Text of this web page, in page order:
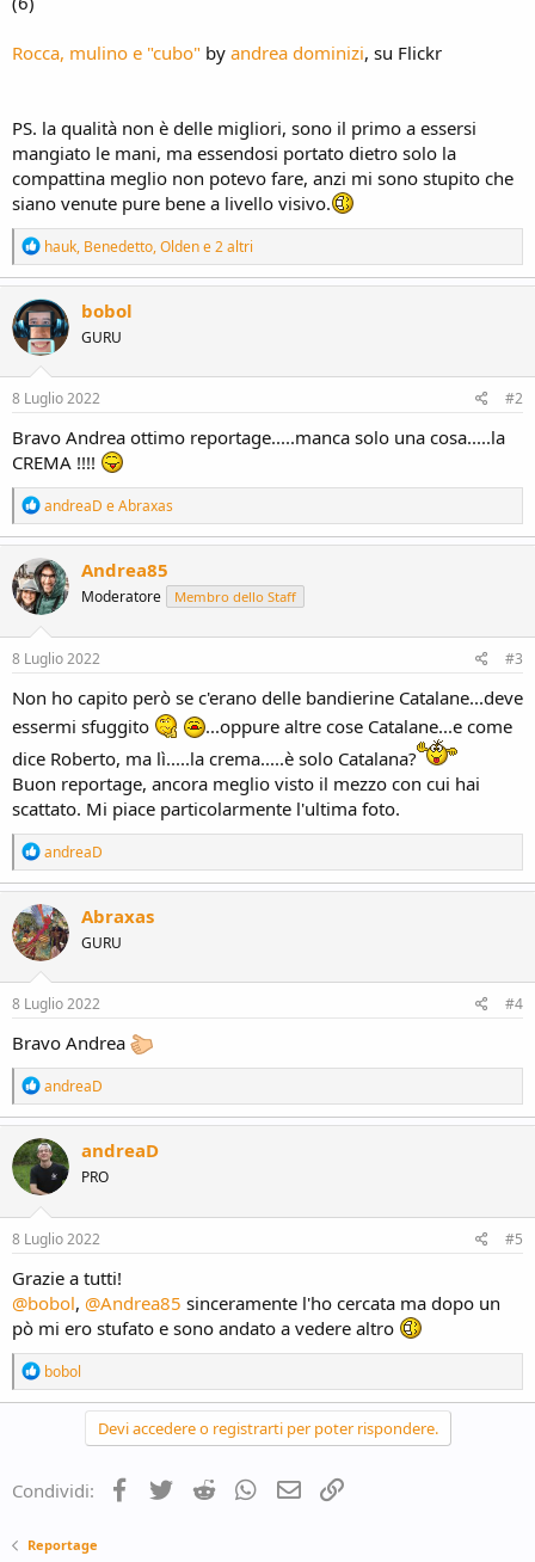
Rocca, mulino e "cubo" by andrea dominizi, su Flickr
PS. la qualità non è delle migliori, sono il primo a essersi
mangiato le mani, ma essendosi portato dietro solo la
compattina meglio non potevo fare, anzi mi sono stupito che
siano venute pure bene a livello visivo.
R
e
a
c
t
i
o
n
s
hauk, Benedetto,Oldene 2 altri
bobol
GURU
8 Luglio 2022 #2
Bravo Andrea ottimo reportage.....manca solo una cosa.....la
CREMA !!!!
R
e
a
c
t
i
o
n
s
andreaD eAbraxas
Andrea85
Moderatore Membro dello Staff
8 Luglio 2022 #3
Non ho capito però se c'erano delle bandierine Catalane...deve
essermi sfuggito
...oppure altre cose Catalane...e come
dice Roberto, ma lì.....la crema.....è solo Catalana?
Buon reportage, ancora meglio visto il mezzo con cui hai
scattato. Mi piace particolarmente l'ultima foto.
R
e
a
c
t
i
o
n
s
andreaD
Abraxas
GURU
8 Luglio 2022 #4
Bravo Andrea
R
e
a
c
t
o
n
s
andreaD
andreaD
PRO
8 Luglio 2022 #5
Grazie a tutti!
@bobol, @Andrea85 sinceramente l'ho cercata ma dopo un
pò mi ero stufato e sono andato a vedere altro
R
e
a
o
n
:
bobol
Devi accedere o registrarti per poter rispondere.
Condividi: Facebook
TwitterReddit WhatsApp
e-mailLink
Reportage